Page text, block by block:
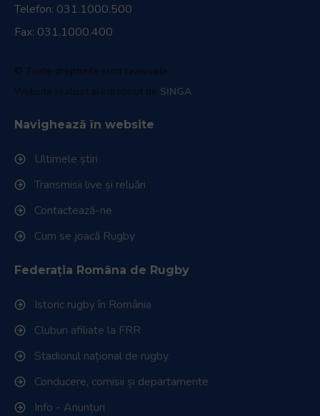
Telefon: 031.1000.500
Fax: 031.1000.400
© Toate drepturile sunt rezervate.
Website realizat și întreținut de SINGA
Navighează în website
Ultimele știri
Transmisii live și reluări
Contactează-ne
Cum se joacă Rugby
Federația Româna de Rugby
Istoric rugby în România
Cluburi afiliate la FRR
Stadionul național de rugby
Conducere, comisii și departamente
Info - Anunțuri